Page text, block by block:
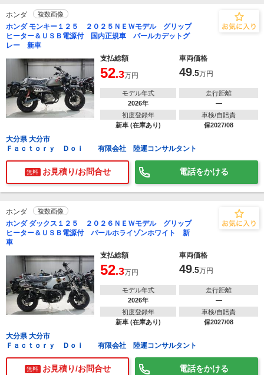
ホンダ 複数画像
ホンダ モンキー１２５ ２０２５ＮＥＷモデル グリップ
ヒーター＆ＵＳＢ電源付 国内正規車 パールカデットグ
レー 新車
支払総額
車両価格
52.3万円 49.5万円
モデル年式
2026年
走行距離
―
初度登録年
新車 (在庫あり)
車検/自賠責
保2027/08
大分県 大分市
Ｆａｃｔｏｒｙ Ｄｏｉ 有限会社 陸運コンサルタント
無料 お見積り/お問合せ 電話をかける
ホンダ 複数画像
ホンダ ダックス１２５ ２０２６ＮＥＷモデル グリップ
ヒーター＆ＵＳＢ電源付 パールホライゾンホワイト 新
車
支払総額
車両価格
52.3万円 49.5万円
モデル年式
2026年
走行距離
―
初度登録年
新車 (在庫あり)
車検/自賠責
保2027/08
大分県 大分市
Ｆａｃｔｏｒｙ Ｄｏｉ 有限会社 陸運コンサルタント
無料 お見積り/お問合せ 電話をかける